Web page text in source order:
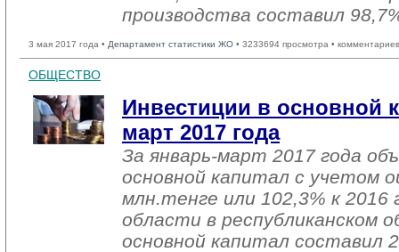
производства составил
3 мая 2017 года • Департамент статистики ЖО • 3233694 просмотра •
ОБЩЕСТВО
Инвестиции в основной
март 2017 года
За январь-март 2017 года
основной капитал с учетом
млн.тенге или 102,3% к 2016
области в республиканском
основной капитал составил